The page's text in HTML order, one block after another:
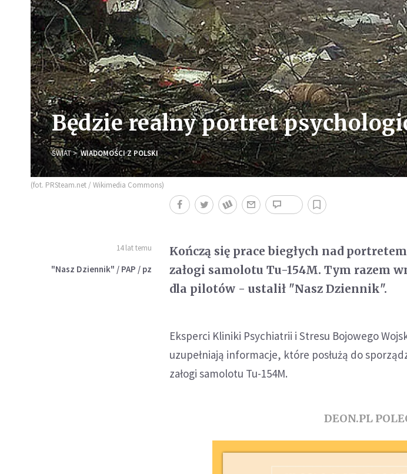
Będzie realny portret
ŚWIAT WIADOMOŚCI Z POLSKI
(fot. PRSteam.net / Wikimedia Commons)
14 lat temu
"Nasz Dziennik" / PAP / pz
Kończą się prace biegłych nad
załogi samolotu Tu-154M. Tym razem
dla pilotów - ustalił "Nasz Dziennik".
Eksperci Kliniki Psychiatrii i Stresu Bojowego
uzupełniają informacje, które posłużą do
załogi samolotu Tu-154M.
DEON.PL